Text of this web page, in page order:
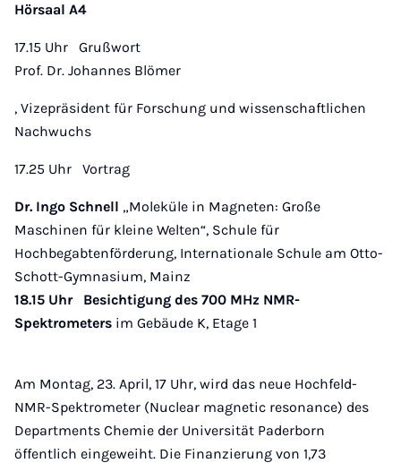
Hörsaal A4
17.15 Uhr Grußwort
Prof. Dr. Johannes Blömer
, Vizepräsident für Forschung und wissenschaftlichen
Nachwuchs
17.25 Uhr Vortrag
Dr. Ingo Schnell „Moleküle in Magneten: Große
Maschinen für kleine Welten“, Schule für
Hochbegabtenförderung, Internationale Schule am Otto-
Schott-Gymnasium, Mainz
18.15 Uhr Besichtigung des 700 MHz NMR-
Spektrometers im Gebäude K, Etage 1
Am Montag, 23. April, 17 Uhr, wird das neue Hochfeld-
NMR-Spektrometer (Nuclear magnetic resonance) des
Departments Chemie der Universität Paderborn
öffentlich eingeweiht. Die Finanzierung von 1,73